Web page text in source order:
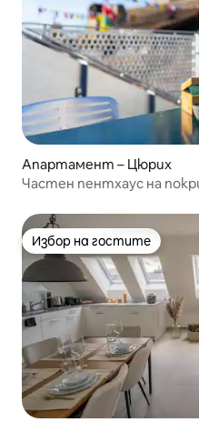
Апартамент – Цюрих
Частен пентхаус на
Избор на гостите
Избор на гостите